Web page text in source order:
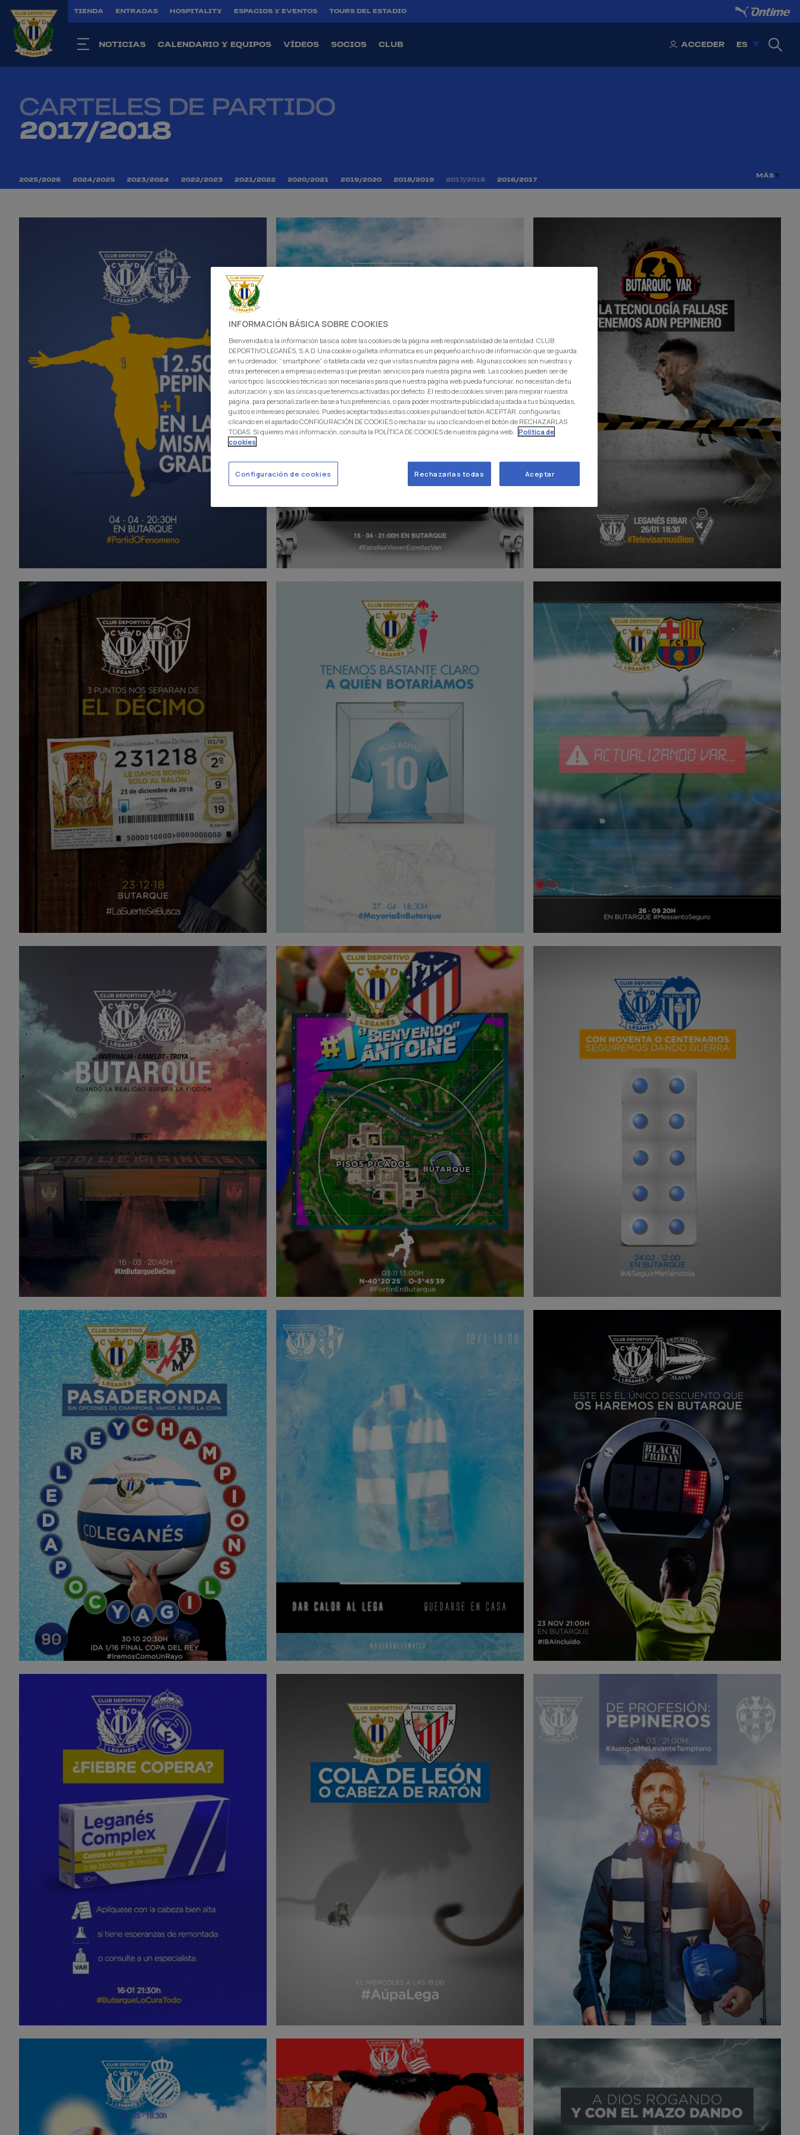
TIENDA ENTRADAS HOSPITALITY ESPACIOS Y EVENTOS TOURS DEL ESTADIO
NOTICIAS CALENDARIO Y EQUIPOS VÍDEOS SOCIOS CLUB ACCEDER ES
2017/2018
CARTELES DE PARTIDO
2025/2026 2024/2025 2023/2024 2022/2023 2021/2022 2020/2021 2019/2020 2018/2019 2017/2018 2016/2017
MÁS
INFORMACIÓN BÁSICA SOBRE COOKIES
Bienvenida/o a la información básica sobre las cookies de la página web responsabilidad de la entidad: CLUB
DEPORTIVO LEGANÉS, S.A.D. Una cookie o galleta informática es un pequeño archivo de información que se guarda
en tu ordenador, “smartphone” o tableta cada vez que visitas nuestra página web. Algunas cookies son nuestras y
otras pertenecen a empresas externas que prestan servicios para nuestra página web. Las cookies pueden ser de
varios tipos: las cookies técnicas son necesarias para que nuestra página web pueda funcionar, no necesitan de tu
autorización y son las únicas que tenemos activadas por defecto. El resto de cookies sirven para mejorar nuestra
página, para personalizarla en base a tus preferencias, o para poder mostrarte publicidad ajustada a tus búsquedas,
gustos e intereses personales. Puedes aceptar todas estas cookies pulsando el botón ACEPTAR, configurarlas
clicando en el apartado CONFIGURACIÓN DE COOKIES o rechazar su uso clicando en el botón de RECHAZARLAS
TODAS. Si quieres más información, consulta la POLÍTICA DE COOKIES de nuestra página web. Politica de
cookies
Rechazarlas todas Aceptar
Configuración de cookies